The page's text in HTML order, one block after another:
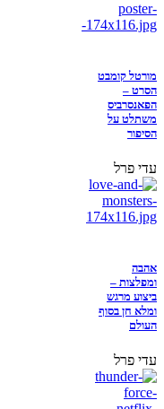
מורטל קומבט
הסרט –
הפאנסרביס
משתלט על
הסיפור
עדי פרל
אהבה
ומפלצות –
ביצוע מרגש
ומלא חן בסוף
העולם
עדי פרל